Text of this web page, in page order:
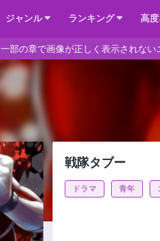
ジャンル ランキング 高
一部の章で画像が正しく表示されな
戦隊タブー
ドラマ 青年